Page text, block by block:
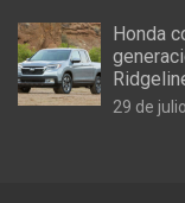
Honda
29 de